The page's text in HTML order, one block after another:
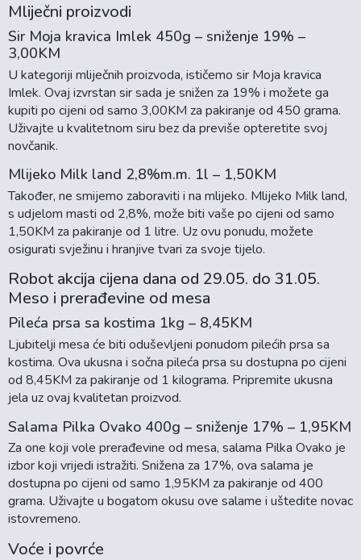
Mliječni proizvodi
Sir Moja kravica Imlek 450g – sniženje 19% –
3,00KM
U kategoriji mliječnih proizvoda, ističemo sir Moja kravica
Imlek. Ovaj izvrstan sir sada je snižen za 19% i možete ga
kupiti po cijeni od samo 3,00KM za pakiranje od 450 grama.
Uživajte u kvalitetnom siru bez da previše opteretite svoj
novčanik.
Mlijeko Milk land 2,8%m.m. 1l – 1,50KM
Također, ne smijemo zaboraviti i na mlijeko. Mlijeko Milk land,
s udjelom masti od 2,8%, može biti vaše po cijeni od samo
1,50KM za pakiranje od 1 litre. Uz ovu ponudu, možete
osigurati svježinu i hranjive tvari za svoje tijelo.
Robot akcija cijena dana od 29.05. do 31.05.
Meso i prerađevine od mesa
Pileća prsa sa kostima 1kg – 8,45KM
Ljubitelji mesa će biti oduševljeni ponudom pilećih prsa sa
kostima. Ova ukusna i sočna pileća prsa su dostupna po cijeni
od 8,45KM za pakiranje od 1 kilograma. Pripremite ukusna
jela uz ovaj kvalitetan proizvod.
Salama Pilka Ovako 400g – sniženje 17% – 1,95KM
Za one koji vole prerađevine od mesa, salama Pilka Ovako je
izbor koji vrijedi istražiti. Snižena za 17%, ova salama je
dostupna po cijeni od samo 1,95KM za pakiranje od 400
grama. Uživajte u bogatom okusu ove salame i uštedite novac
istovremeno.
Voće i povrće